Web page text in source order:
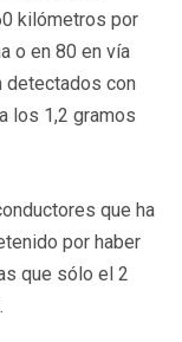
kilómetros por
o en 80 en vía
detectados con
los 1,2 gramos
que ha
por haber
que sólo el 2